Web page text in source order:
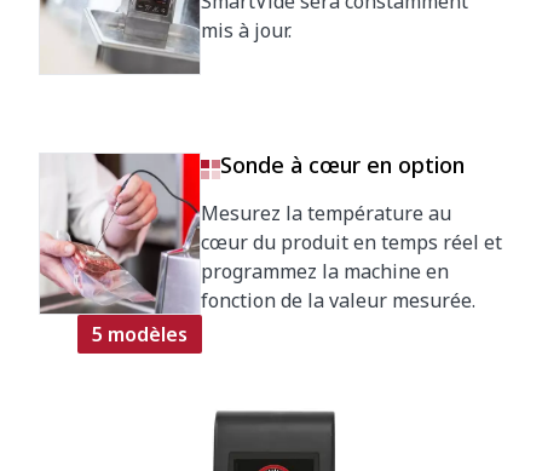
mis à jour.
Sonde à cœur en option
Mesurez la température au
cœur du produit en temps réel et
programmez la machine en
fonction de la valeur mesurée.
5 modèles